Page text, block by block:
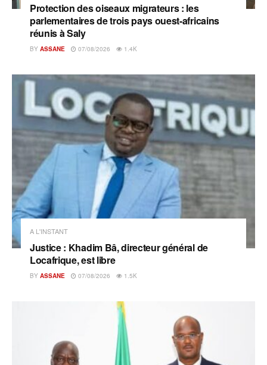
Protection des oiseaux migrateurs : les
parlementaires de trois pays ouest-africains
réunis à Saly
BY ASSANE 07/08/2026 1.4K
A L'INSTANT
Justice : Khadim Bâ, directeur général de
Locafrique, est libre
BY ASSANE 07/08/2026 1.5K